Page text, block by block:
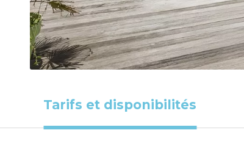
Tarifs et disponibilités